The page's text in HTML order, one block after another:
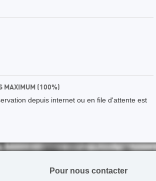
MAXIMUM (100%)
depuis internet ou en file d'attente est
Pour nous contacter